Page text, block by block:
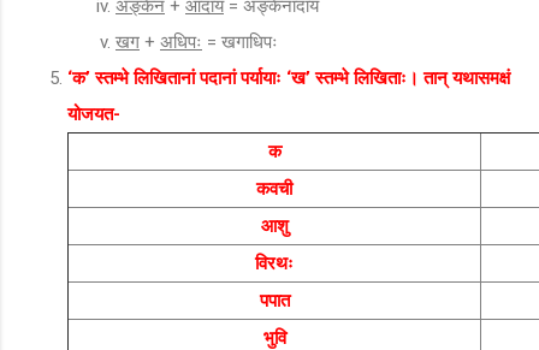
अङ्केन + आदाय= अङ्केनादाय
खग + अधिपः = खगाधिपः
‘क’ स्तम्भे लिखितानां पदानां पर्यायाः ‘ख’ स्तम्भे लिखिताः। तान् यथासमक्षं
योजयत-
क
कवची
आशु
विरथः
पपात
भुवि